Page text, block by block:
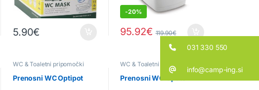
5.90€
-20%
95.92€ 119.90€
WC & Toaletni pripomočki
Prenosni WC Optipot
WC & Toaletni pripomočki
Prenosni WC Optitoil
031 330 550
info@camp-ing.si